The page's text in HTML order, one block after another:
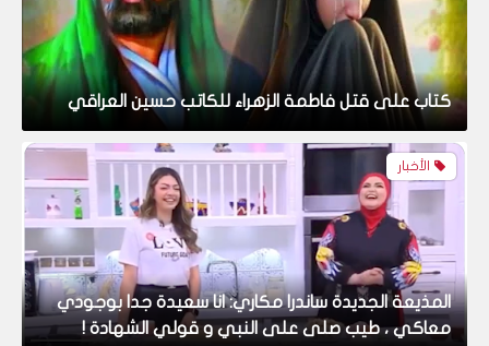
كتاب على قتل فاطمة الزهراء للكاتب حسين العراقي
الأخبار
المذيعة الجديدة ساندرا مكاري: انا سعيدة جدا بوجودي
معاكي ، طيب صلى على النبي و قولي الشهادة !